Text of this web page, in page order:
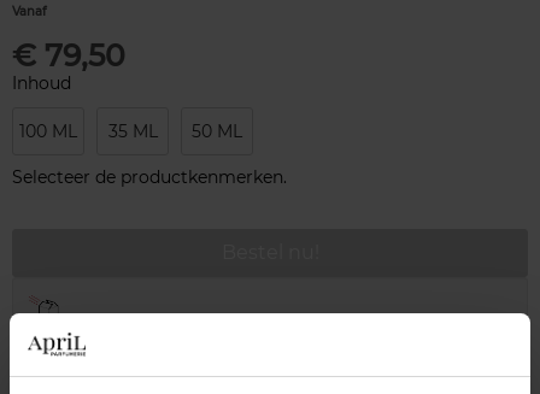
Vanaf
€ 79,50
Inhoud
100 ML 35 ML 50 ML
Selecteer de productkenmerken.
Gratis retour in je winkelpunt